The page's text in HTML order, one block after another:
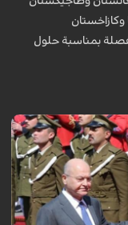
وكازاخستان
بمناسبة حلول